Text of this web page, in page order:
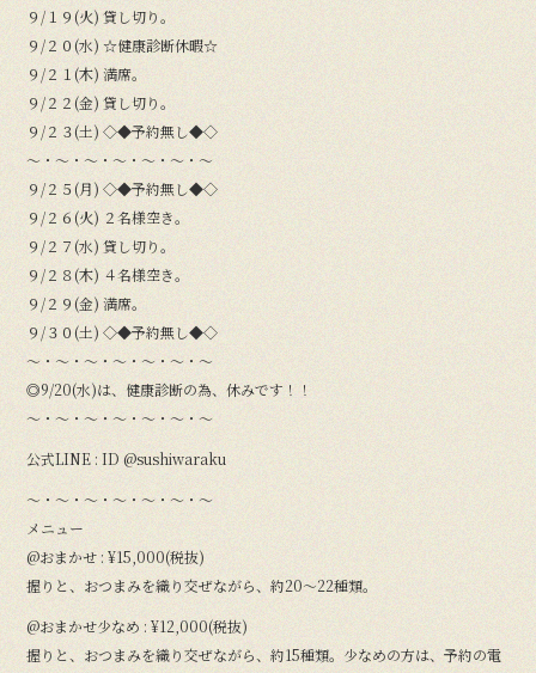
９/１９(火) 貸し切り。
９/２０(水) ☆健康診断休暇☆
９/２１(木) 満席。
９/２２(金) 貸し切り。
９/２３(土) ◇◆予約無し◆◇
〜・〜・〜・〜・〜・〜・〜
９/２５(月) ◇◆予約無し◆◇
９/２６(火) ２名様空き。
９/２７(水) 貸し切り。
９/２８(木) ４名様空き。
９/２９(金) 満席。
９/３０(土) ◇◆予約無し◆◇
〜・〜・〜・〜・〜・〜・〜
◎9/20(水)は、健康診断の為、休みです！！
〜・〜・〜・〜・〜・〜・〜
公式LINE : ID @sushiwaraku
〜・〜・〜・〜・〜・〜・〜
メニュー
@おまかせ : ¥15,000(税抜)
握りと、おつまみを織り交ぜながら、約20〜22種類。
@おまかせ少なめ : ¥12,000(税抜)
握りと、おつまみを織り交ぜながら、約15種類。少なめの方は、予約の電